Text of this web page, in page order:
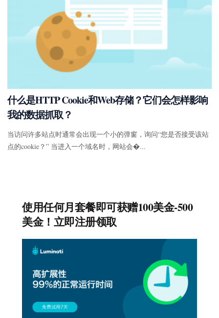
什么是HTTP Cookie和Web存储？它们会怎样影响
我的数据抓取？
当访问许多站点时通常会出现一个小的弹窗，询问“您是否接受该站
点的cookie？” 当进入一个域名时，网站会�...
使用任何月套餐即可获赠100美金-500
美金！立即注册领取